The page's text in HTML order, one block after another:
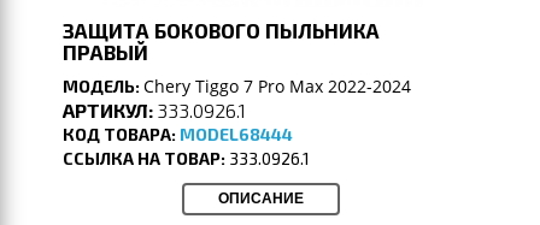
ЗАЩИТА БОКОВОГО ПЫЛЬНИКА
ПРАВЫЙ
МОДЕЛЬ:Chery Tiggo 7 Pro Max 2022-2024
АРТИКУЛ: 333.0926.1
КОД ТОВАРА: MODEL68444
ССЫЛКА НА ТОВАР: 333.0926.1
ОПИСАНИЕ